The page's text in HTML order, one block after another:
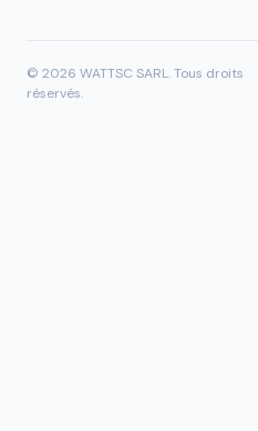
© 2026 WATTSC SARL.Tous droits
réservés.